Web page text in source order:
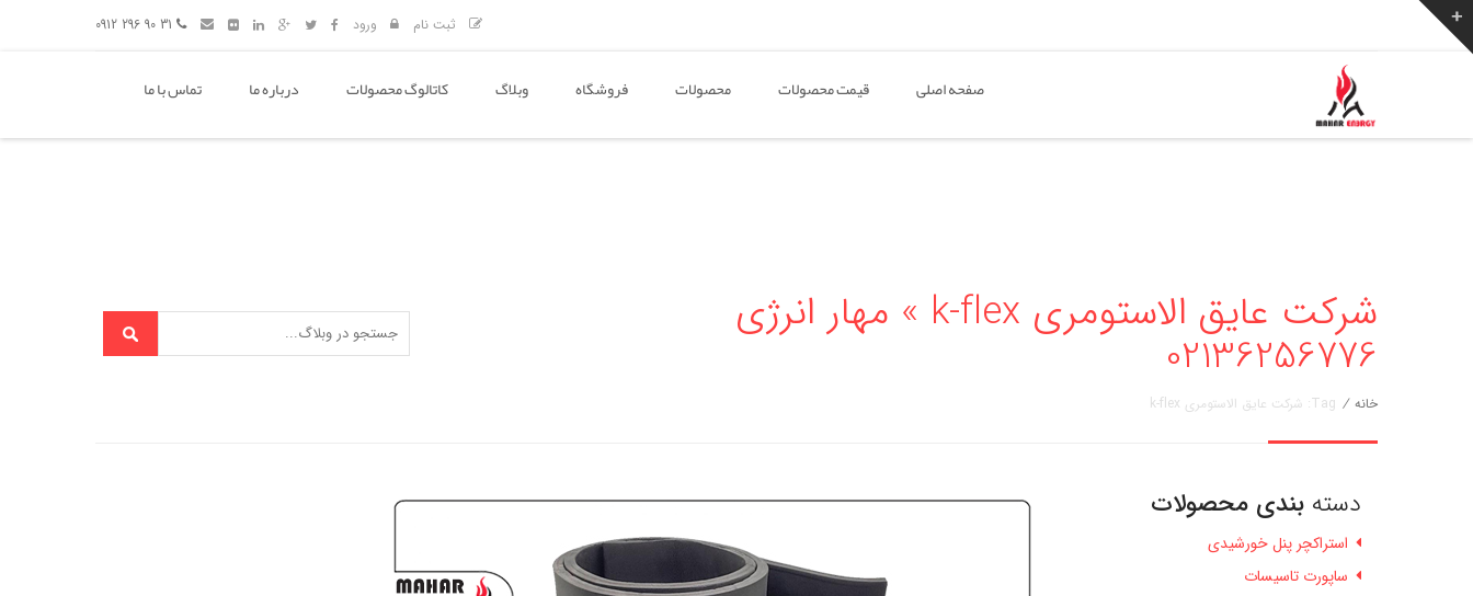
ثبت نام ورود
صفحه اصلی قیمت محصولات محصولات فروشگاه وبلاگ کاتالوگ محصولات درباره ما تماس با ما
شرکت عایق الاستومری k-flex » مهار انرژی
02136256776
خانه / Tag: شرکت عایق الاستومری k-flex
دسته بندی محصولات
استراکچر پنل خورشیدی
ساپورت تاسیسات